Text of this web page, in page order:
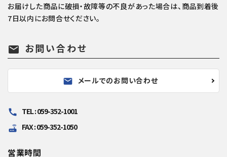
お届けした商品に破損・故障等の不良があった場合は、商品到着後
7日以内にお問合せください。
mail お問い合わせ
mail メールでのお問い合わせ
call TEL : 059-352-1001
router FAX : 059-352-1050
営業時間